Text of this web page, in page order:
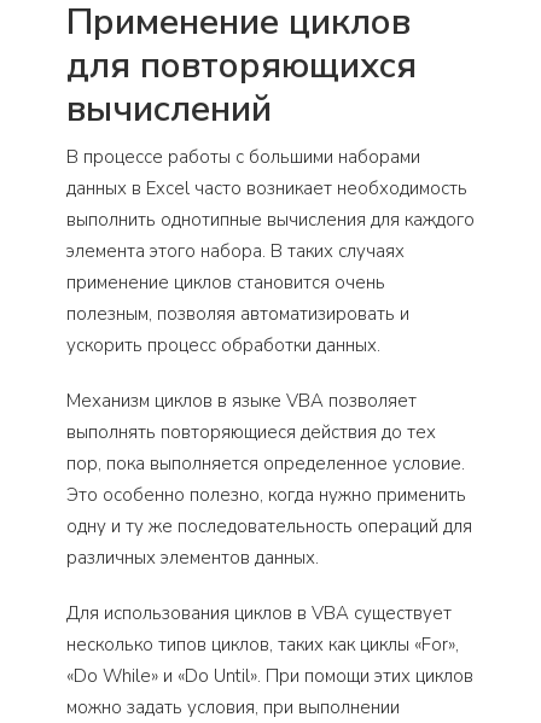
Применение циклов
для повторяющихся
вычислений
В процессе работы с большими наборами
данных в Excel часто возникает необходимость
выполнить однотипные вычисления для каждого
элемента этого набора. В таких случаях
применение циклов становится очень
полезным, позволяя автоматизировать и
ускорить процесс обработки данных.
Механизм циклов в языке VBA позволяет
выполнять повторяющиеся действия до тех
пор, пока выполняется определенное условие.
Это особенно полезно, когда нужно применить
одну и ту же последовательность операций для
различных элементов данных.
Для использования циклов в VBA существует
несколько типов циклов, таких как циклы «For»,
«Do While» и «Do Until». При помощи этих циклов
можно задать условия, при выполнении